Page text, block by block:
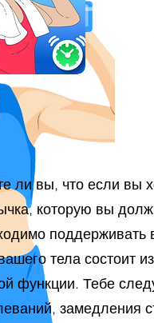
ли вы, что если вы
которую вы
тела состоит
функции. Тебе
замедления